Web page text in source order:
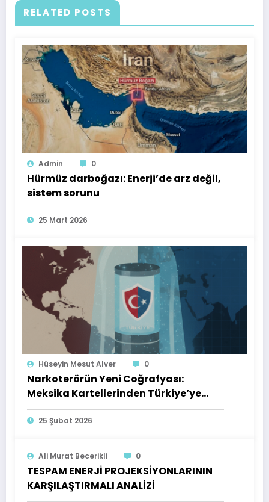
RELATED POSTS
Admin 0
Hürmüz darboğazı: Enerji’de arz değil,
sistem sorunu
25 Mart 2026
Hüseyin Mesut Alver 0
Narkoterörün Yeni Coğrafyası:
Meksika Kartellerinden Türkiye’ye
Çıkarılan Dersler
25 Şubat 2026
Ali Murat Becerikli 0
TESPAM ENERJİ PROJEKSİYONLARININ
KARŞILAŞTIRMALI ANALİZİ